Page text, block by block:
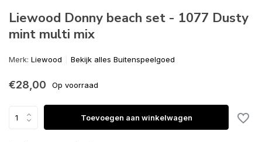
Liewood Donny beach set - 1077 Dusty
mint multi mix
Merk: Liewood Bekijk alles Buitenspeelgoed
€28,00 Op voorraad
Toevoegen aan winkelwagen